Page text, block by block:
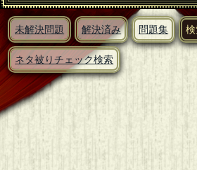
未解決問題 解決済み 問題集
ネタ被りチェック検索